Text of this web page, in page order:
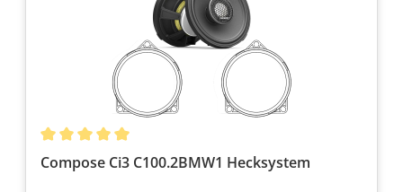
Compose Ci3 C100.2BMW1 Hecksystem